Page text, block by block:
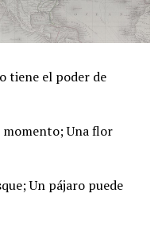
tiene el poder de
momento; Una flor
Un pájaro puede